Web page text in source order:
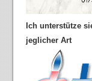
Ich unterstütze
jeglicher Art